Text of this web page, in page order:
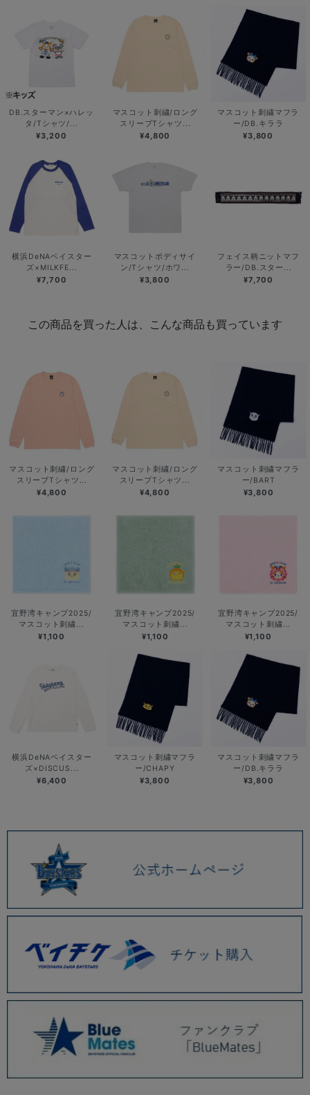
DB.スターマン×ハレッ
タ/Tシャツ/...
¥3,200
マスコット刺繍/ロング
スリーブTシャツ...
¥4,800
マスコット刺繍マフラ
ー/DB.キララ
¥3,800
横浜DeNAベイスター
ズ×MILKFE...
¥7,700
マスコットボディサイ
ン/Tシャツ/ホワ...
¥3,800
フェイス柄ニットマフ
ラー/DB.スター...
¥7,700
この商品を買った人は、こんな商品も買っています
マスコット刺繍/ロング
スリーブTシャツ...
¥4,800
マスコット刺繍/ロング
スリーブTシャツ...
¥4,800
マスコット刺繍マフラ
ー/BART
¥3,800
宜野湾キャンプ2025/
マスコット刺繍...
¥1,100
宜野湾キャンプ2025/
マスコット刺繍...
¥1,100
宜野湾キャンプ2025/
マスコット刺繍...
¥1,100
横浜DeNAベイスター
ズ×DISCUS...
¥6,400
マスコット刺繍マフラ
ー/CHAPY
¥3,800
マスコット刺繍マフラ
ー/DB.キララ
¥3,800